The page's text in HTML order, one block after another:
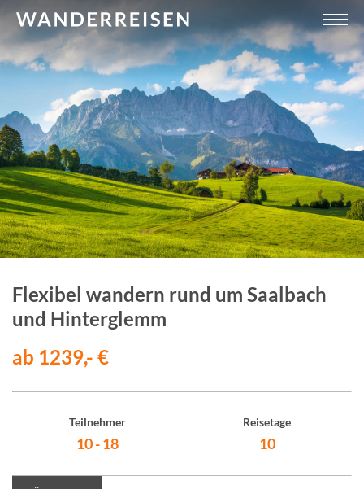
Flexibel wandern rund um Saalbach
und Hinterglemm
ab 1239,- €
Teilnehmer
10 - 18
Reisetage
10